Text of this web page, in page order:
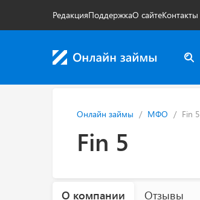
РедакцияПоддержкаО сайтеКонтакты
Онлайн займы МФО Fin 5
Fin 5
О компании Отзывы